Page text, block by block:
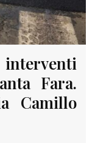
Fara.
Camillo